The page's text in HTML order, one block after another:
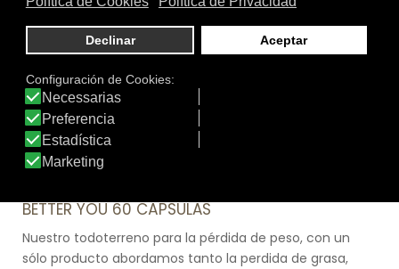
Tamaño:60 cápsulas
Marca:
Blanc Supplements
Línea:
Body
BETTER YOU 60 CÁPSULAS
Nuestro todoterreno para la pérdida de peso, con un
sólo producto abordamos tanto la perdida de grasa,